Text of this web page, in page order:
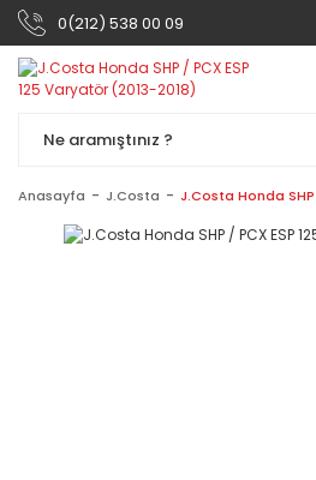
0(212) 538 00 09
Anasayfa J.Costa J.Costa Honda